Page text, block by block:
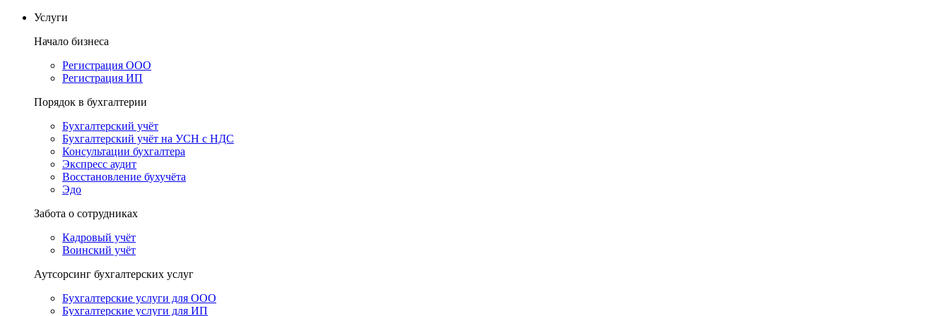
Услуги
Начало бизнеса
Регистрация ООО
Регистрация ИП
Порядок в бухгалтерии
Бухгалтерский учёт
Бухгалтерский учёт на УСН с НДС
Консультации бухгалтера
Экспресс аудит
Восстановление бухучёта
Эдо
Забота о сотрудниках
Кадровый учёт
Воинский учёт
Аутсорсинг бухгалтерских услуг
Бухгалтерские услуги для ООО
Бухгалтерские услуги для ИП